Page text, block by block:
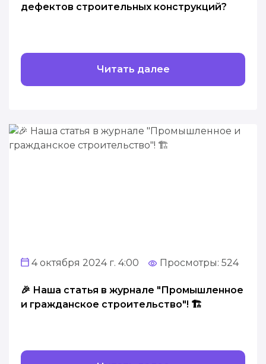
дефектов строительных конструкций?
Читать далее
4 октября 2024 г. 4:00 Просмотры: 524
🎉 Наша статья в журнале "Промышленное
и гражданское строительство"! 🏗️